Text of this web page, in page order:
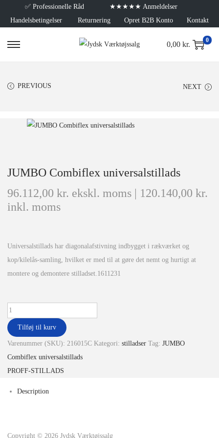
✅ Professionelle Råd
★★★★★ Anmeldelser
Handelsbetingelser
Returnering Opret B2B Konto Kontakt
0,00 kr. 0
PREVIOUS NEXT
JUMBO Combiflex universalstillads
96.112,00 kr. ekskl. moms | 120.140,00 kr.
inkl. moms
Universalstillads har diagonalafstivning indbygget i rækværket og
kop/kilelås-samling, hvilket er med til at gøre det nemt og hurtigt at
montere og demontere stilladset.1611231
Tilføj til kurv
Varenummer (SKU): 216015C Kategori: stilladser Tag: JUMBO
Combiflex universalstillads
PROFF-STILLADS
Description
Copyright © 2026 Jydsk Værktøjssalg